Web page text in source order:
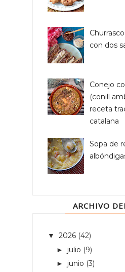
con dos
Conejo
(conill
receta
catalana
Sopa de
ARCHIVO
▼ 2026 (42)
► julio (9)
► junio (3)